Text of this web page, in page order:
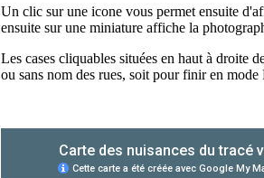
Un clic sur une icone vous permet ensuite
ensuite sur une miniature affiche la
Les cases cliquables situées en haut à droite
ou sans nom des rues, soit pour finir en